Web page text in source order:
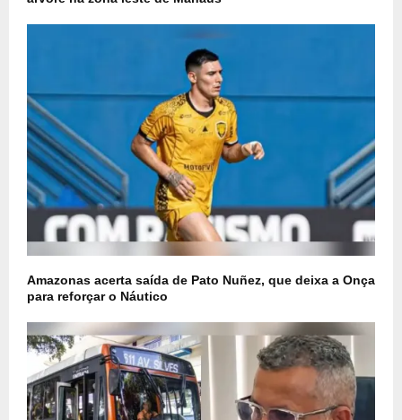
Amazonas acerta saída de Pato Nuñez, que deixa a Onça
para reforçar o Náutico